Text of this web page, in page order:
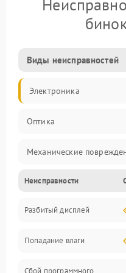
Виды неисправностей
Электроника
Оптика
Механические
Видео
Механика
Управление
Неисправности
Разбитый дисплей
Попадание влаги
Сбой программного